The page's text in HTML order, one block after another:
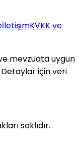
İletişimKVKK ve
mevzuata uygun
için veri
saklıdır.